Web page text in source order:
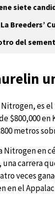
siete
Breeders’
del
es
$800,000
metros
Nitrogen en
carrera
veces
en el